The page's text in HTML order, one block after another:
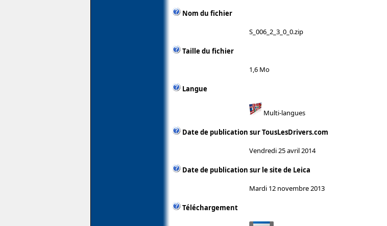
Nom du fichier
S_006_2_3_0_0.zip
Taille du fichier
1,6 Mo
Langue
Multi-langues
Date de publication sur TousLesDrivers.com
Vendredi 25 avril 2014
Date de publication sur le site de Leica
Mardi 12 novembre 2013
Téléchargement